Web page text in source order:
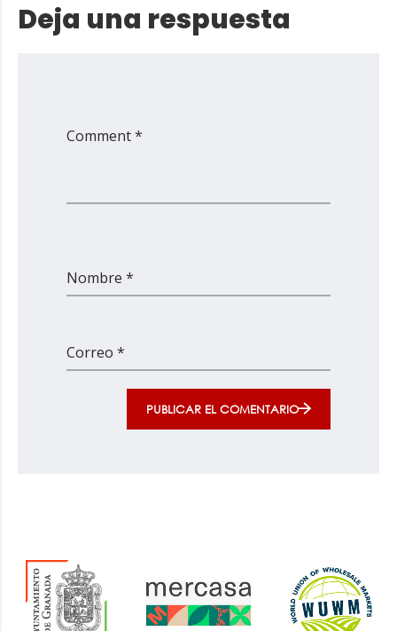
Deja una respuesta
Comment *
Nombre *
Correo *
PUBLICAR EL COMENTARIO